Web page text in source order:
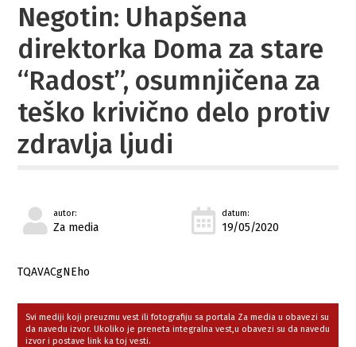
Negotin: Uhapšena
direktorka Doma za stare
“Radost”, osumnjičena za
teško krivično delo protiv
zdravlja ljudi
autor:
Za media
datum:
19/05/2020
TQAVACgNEho
Svi mediji koji preuzmu vest ili fotografiju sa portala Za media u obavezi su
da navedu izvor. Ukoliko je preneta integralna vest,u obavezi su da navedu
izvor i postave link ka toj vesti.